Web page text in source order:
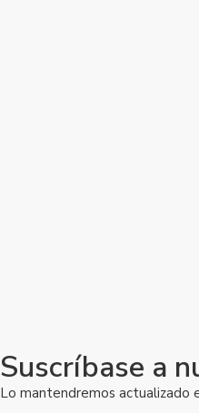
Suscríbase a
Lo mantendremos actualizado